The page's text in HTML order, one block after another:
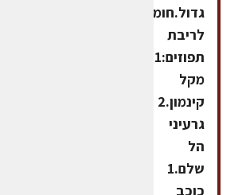
גדול.חומרים
לריבת
תפוזים:1
מקל
קינמון.2
גרעיני
הל
שלם.1
כוכב